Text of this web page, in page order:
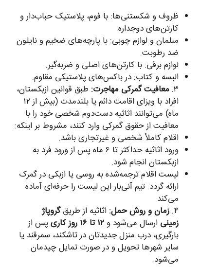
ظروف و شکستنی‌ها: با فوم، پلاستیک حباب‌دار و
کارتن‌های دوجداره.
مبلمان و لوازم چوبی: با پارچه‌های ضخیم و نایلون
ضد رطوبت.
لوازم برقی: با کارتن‌های اصلی و ضربه‌گیر.
البسه و کتاب: در باکس‌های پلاستیکی مقاوم.
۳. معافیت گمرکی مهاجرت: طبق قوانین ازبکستان،
افراد با ویزای اقامت دائم یا بلندمدت (بیش از ۱۲
ماه) می‌توانند اثاثیه دست‌دوم شخصی خود را با
معافیت از حقوق گمرکی وارد کنند، مشروط بر اینکه:
اقلام کاملاً شخصی و غیرتجاری باشد.
ورود اثاثیه حداکثر تا ۶ ماه پس از ورود فرد به
ازبکستان انجام شود.
لیست اقلام ترجمه‌شده به روسی یا ازبکی در گمرک
ارائه گردد. تیم آنی‌بار این لیست را حرفه‌ای آماده
می‌کند.
۴. زمان و روش حمل: اثاثیه از طریقگروپاژ
زمینی ارسال می‌شود و۱۲ تا ۱۶ روز کاری
پس از
بارگیری، درب منزل جدیدتان در تاشکند، سمرقند یا
سایر شهرها تحویل و در صورت تمایل چیدمان
می‌شود.